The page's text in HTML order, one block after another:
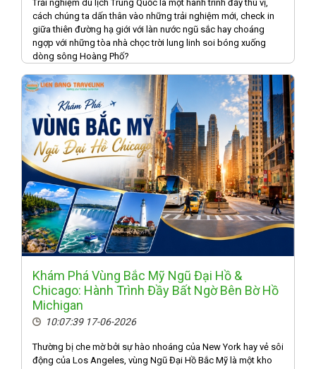
Trải nghiệm du lịch Trung Quốc là một hành trình đầy thú vị,
cách chúng ta dấn thân vào những trải nghiệm mới, check in
giữa thiên đường hạ giới với làn nước ngũ sắc hay choáng
ngợp với những tòa nhà chọc trời lung linh soi bóng xuống
dòng sông Hoàng Phố?
Khám Phá Vùng Bắc Mỹ Ngũ Đại Hồ &
Chicago: Hành Trình Đầy Bất Ngờ Bên Bờ Hồ
Michigan
10:07:39 17-06-2026
Thường bị che mờ bởi sự hào nhoáng của New York hay vẻ sôi
động của Los Angeles, vùng Ngũ Đại Hồ Bắc Mỹ là một kho